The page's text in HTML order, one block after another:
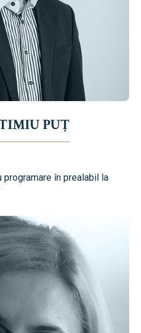
PUȚ
programare în prealabil la